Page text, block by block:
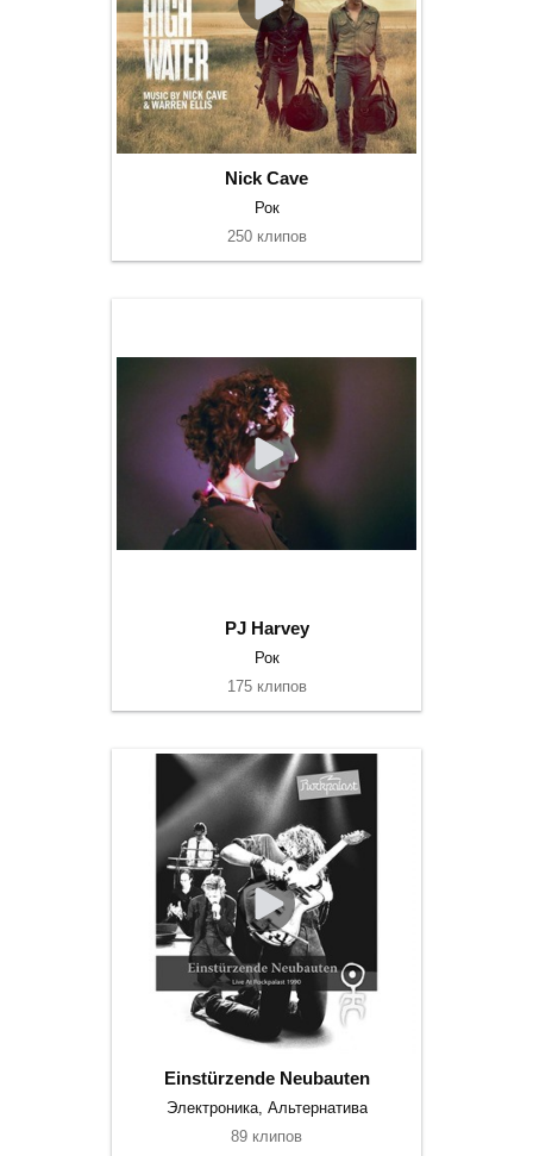
Nick Cave
Рок
250 клипов
PJ Harvey
Рок
175 клипов
Einstürzende Neubauten
Электроника, Альтернатива
89 клипов